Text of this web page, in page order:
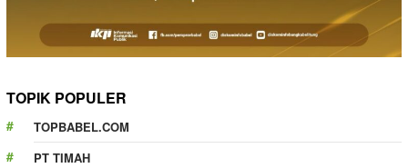
TOPIK POPULER
TOPBABEL.COM
PT TIMAH